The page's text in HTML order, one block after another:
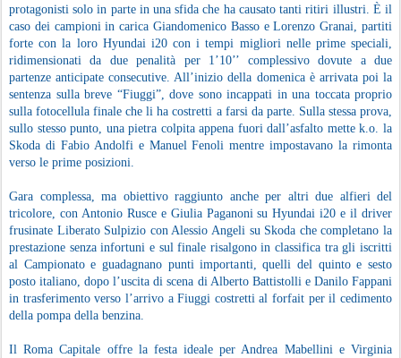
protagonisti solo in parte in una sfida che ha causato tanti ritiri illustri. È il
caso dei campioni in carica Giandomenico Basso e Lorenzo Granai, partiti
forte con la loro Hyundai i20 con i tempi migliori nelle prime speciali,
ridimensionati da due penalità per 1’10’’ complessivo dovute a due
partenze anticipate consecutive. All’inizio della domenica è arrivata poi la
sentenza sulla breve “Fiuggi”, dove sono incappati in una toccata proprio
sulla fotocellula finale che li ha costretti a farsi da parte. Sulla stessa prova,
sullo stesso punto, una pietra colpita appena fuori dall’asfalto mette k.o. la
Skoda di Fabio Andolfi e Manuel Fenoli mentre impostavano la rimonta
verso le prime posizioni.
Gara complessa, ma obiettivo raggiunto anche per altri due alfieri del
tricolore, con Antonio Rusce e Giulia Paganoni su Hyundai i20 e il driver
frusinate Liberato Sulpizio con Alessio Angeli su Skoda che completano la
prestazione senza infortuni e sul finale risalgono in classifica tra gli iscritti
al Campionato e guadagnano punti importanti, quelli del quinto e sesto
posto italiano, dopo l’uscita di scena di Alberto Battistolli e Danilo Fappani
in trasferimento verso l’arrivo a Fiuggi costretti al forfait per il cedimento
della pompa della benzina.
Il Roma Capitale offre la festa ideale per Andrea Mabellini e Virginia